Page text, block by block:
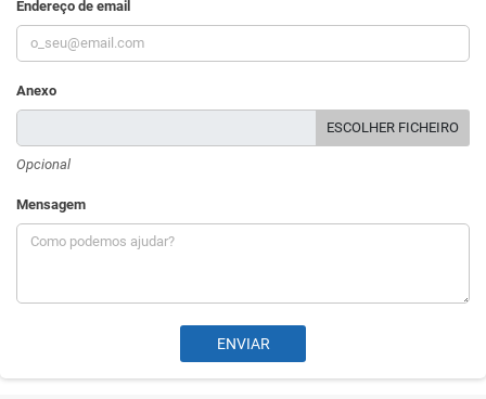
Endereço de email
Anexo
ESCOLHER FICHEIRO
Opcional
Mensagem